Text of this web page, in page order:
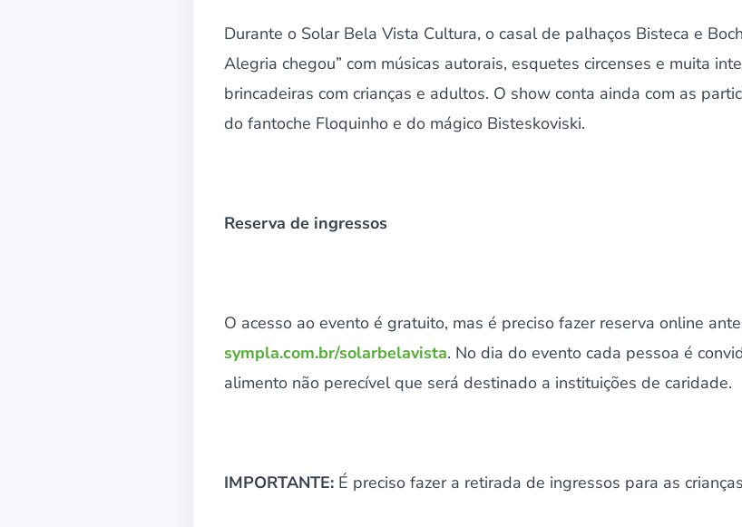
Durante o Solar Bela Vista Cultura, o casal de palhaços Bisteca e
Alegria chegou” com músicas autorais, esquetes circenses e muita
brincadeiras com crianças e adultos. O show conta ainda com as
do fantoche Floquinho e do mágico Bisteskoviski.
Reserva de ingressos
O acesso ao evento é gratuito, mas é preciso fazer reserva online
sympla.com.br/solarbelavista. No dia do evento cada pessoa é
alimento não perecível que será destinado a instituições de caridade.
IMPORTANTE: É preciso fazer a retirada de ingressos para as